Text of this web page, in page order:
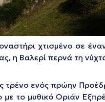
χτισμένο σε
η Βαλερί περνά τη
τρένο ενός πρώην
το μυθικό Οριάν